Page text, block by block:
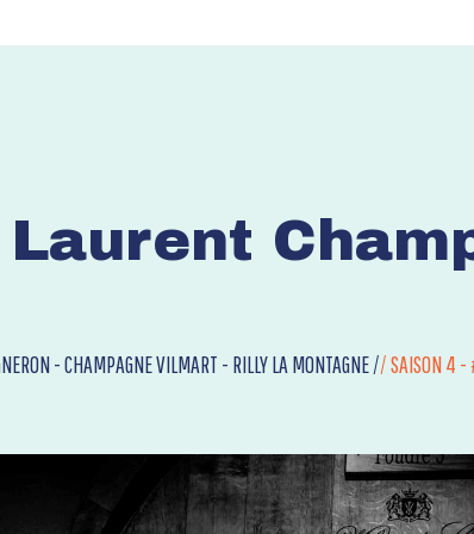
Laurent
- CHAMPAGNE VILMART - RILLY LA MONTAGNE //SAISON 4 -